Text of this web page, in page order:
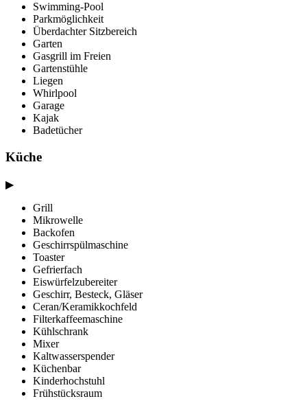
Swimming-Pool
Parkmöglichkeit
Überdachter Sitzbereich
Garten
Gasgrill im Freien
Gartenstühle
Liegen
Whirlpool
Garage
Kajak
Badetücher
Küche
▶
Grill
Mikrowelle
Backofen
Geschirrspülmaschine
Toaster
Gefrierfach
Eiswürfelzubereiter
Geschirr, Besteck, Gläser
Ceran/Keramikkochfeld
Filterkaffeemaschine
Kühlschrank
Mixer
Kaltwasserspender
Küchenbar
Kinderhochstuhl
Frühstücksraum